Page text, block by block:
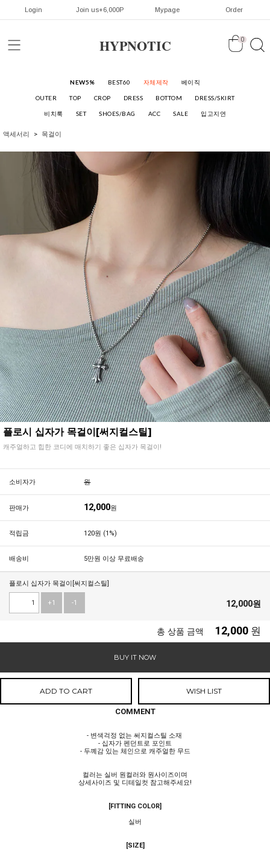
Login Join us+6,000P Mypage Order
HYPNOTIC 0
NEW5% BEST60 자체제작 베이직
OUTER TOP CROP DRESS BOTTOM DRESS/SKIRT
비치룩 SET SHOES/BAG ACC SALE 입고지연
액세서리 목걸이
플로시 십자가 목걸이[써지컬스틸]
캐주얼하고 힙한 코디에 매치하기 좋은 십자가 목걸이!
소비자가 원
판매가 12,000원
적립금 120원 (1%)
배송비 5만원 이상 무료배송
플로시 십자가 목걸이[써지컬스틸]
+1 -1 12,000원
총 상품 금액 12,000 원
BUY IT NOW
ADD TO CART WISH LIST
COMMENT
- 변색걱정 없는 써지컬스틸 소재
- 십자가 펜던트로 포인트
- 두꼐감 있는 체인으로 캐주얼한 무드
컬러는 실버 원컬러와 원사이즈이며
상세사이즈 및 디테일컷 참고해주세요!
[FITTING COLOR]
실버
[SIZE]